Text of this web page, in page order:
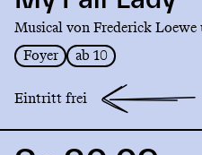
Lady
Musical von Frederick
Foyer
ab 10
Eintritt frei